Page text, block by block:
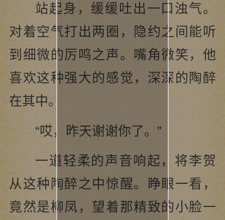
站起身，缓缓吐出一口浊气。
对着空气打出两圈，隐约之间能听
到细微的厉鸣之声。嘴角微笑，他
喜欢这种强大的感觉，深深的陶醉
在其中。
“哎，昨天谢谢你了。”
一道轻柔的声音响起，将李贺
从这种陶醉之中惊醒。睁眼一看，
竟然是柳凤，望着那精致的小脸一